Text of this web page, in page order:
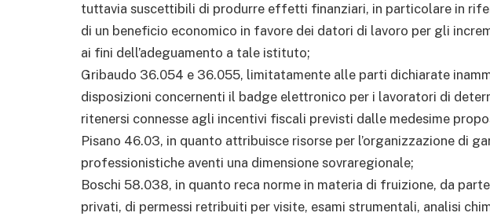
tuttavia suscettibili di produrre effetti finanziari, in particolare in
di un beneficio economico in favore dei datori di lavoro per gli
ai fini dell’adeguamento a tale istituto;
Gribaudo 36.054 e 36.055, limitatamente alle parti dichiarate
disposizioni concernenti il badge elettronico per i lavoratori di
ritenersi connesse agli incentivi fiscali previsti dalle medesime
Pisano 46.03, in quanto attribuisce risorse per l’organizzazione di
professionistiche aventi una dimensione sovraregionale;
Boschi 58.038, in quanto reca norme in materia di fruizione, da
privati, di permessi retribuiti per visite, esami strumentali, analisi